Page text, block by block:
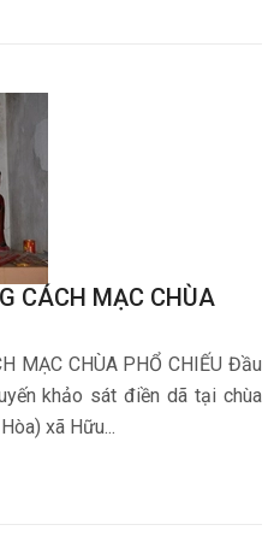
CÁCH MẠC CHÙA
MẠC CHÙA PHỔ CHIẾU Đầu
khảo sát điền dã tại chùa
xã Hữu...